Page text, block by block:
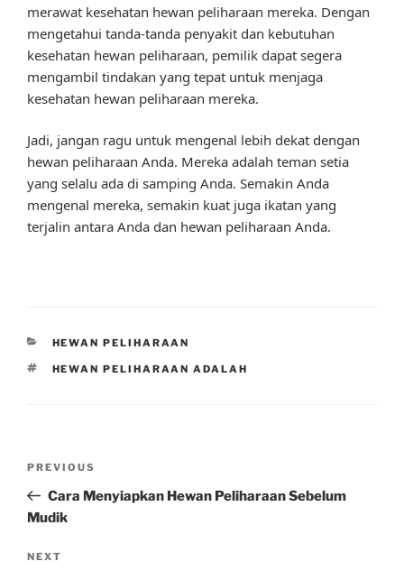
merawat kesehatan hewan peliharaan mereka. Dengan
mengetahui tanda-tanda penyakit dan kebutuhan
kesehatan hewan peliharaan, pemilik dapat segera
mengambil tindakan yang tepat untuk menjaga
kesehatan hewan peliharaan mereka.
Jadi, jangan ragu untuk mengenal lebih dekat dengan
hewan peliharaan Anda. Mereka adalah teman setia
yang selalu ada di samping Anda. Semakin Anda
mengenal mereka, semakin kuat juga ikatan yang
terjalin antara Anda dan hewan peliharaan Anda.
CATEGORIES
HEWAN PELIHARAAN
TAGS
HEWAN PELIHARAAN ADALAH
Previous
Post
PREVIOUS
Cara Menyiapkan Hewan Peliharaan Sebelum
Mudik
Next
NEXT